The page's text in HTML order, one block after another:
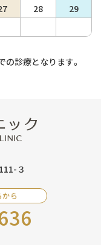
28
29
診療となります。
３
ら